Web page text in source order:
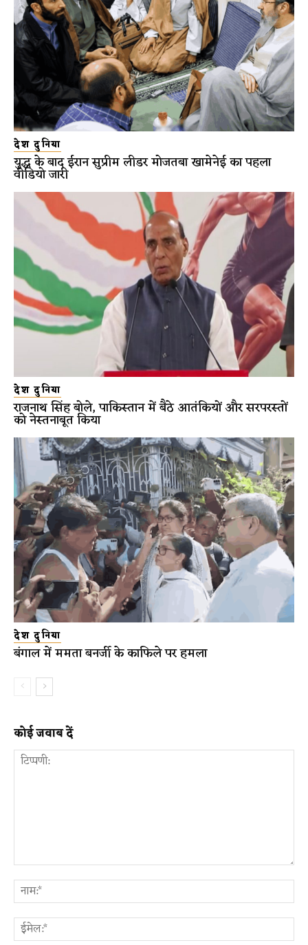
देश दुनिया
युद्ध के बाद ईरान सुप्रीम लीडर मोजतबा खामेनेई का पहला
वीडियो जारी
देश दुनिया
राजनाथ सिंह बोले, पाकिस्तान में बैठे आतंकियों और सरपरस्तों
को नेस्तनाबूत किया
देश दुनिया
बंगाल में ममता बनर्जी के काफिले पर हमला
कोई जवाब दें